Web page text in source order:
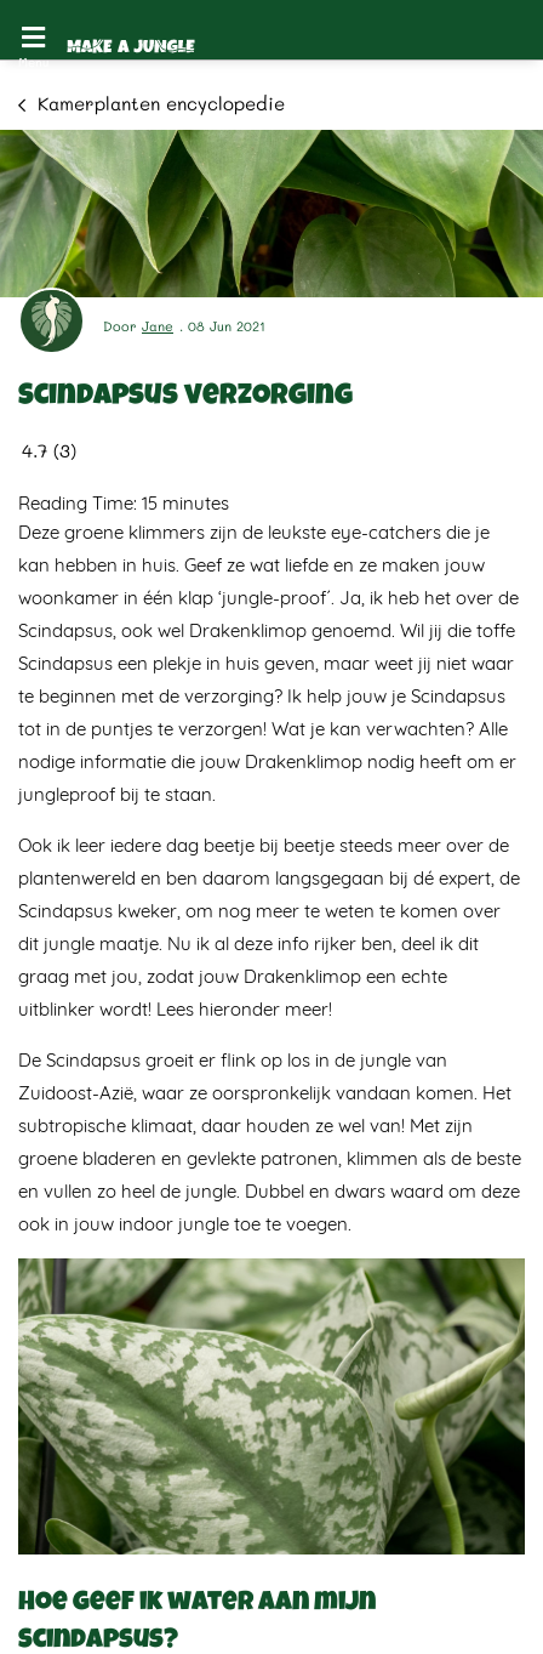
Door Jane . 08 Jun 2021
Scindapsus verzorging
4.7 (3)
Reading Time: 15 minutes
Deze groene klimmers zijn de leukste eye-catchers die je
kan hebben in huis. Geef ze wat liefde en ze maken jouw
woonkamer in één klap ‘jungle-proof´. Ja, ik heb het over de
Scindapsus, ook wel Drakenklimop genoemd. Wil jij die toffe
Scindapsus een plekje in huis geven, maar weet jij niet waar
te beginnen met de verzorging? Ik help jouw je Scindapsus
tot in de puntjes te verzorgen! Wat je kan verwachten? Alle
nodige informatie die jouw Drakenklimop nodig heeft om er
jungleproof bij te staan.
Ook ik leer iedere dag beetje bij beetje steeds meer over de
plantenwereld en ben daarom langsgegaan bij dé expert, de
Scindapsus kweker, om nog meer te weten te komen over
dit jungle maatje. Nu ik al deze info rijker ben, deel ik dit
graag met jou, zodat jouw Drakenklimop een echte
uitblinker wordt! Lees hieronder meer!
De Scindapsus groeit er flink op los in de jungle van
Zuidoost-Azië, waar ze oorspronkelijk vandaan komen. Het
subtropische klimaat, daar houden ze wel van! Met zijn
groene bladeren en gevlekte patronen, klimmen als de beste
en vullen zo heel de jungle. Dubbel en dwars waard om deze
ook in jouw indoor jungle toe te voegen.
Hoe geef ik water aan mijn
Scindapsus?
Kamerplanten encyclopedie